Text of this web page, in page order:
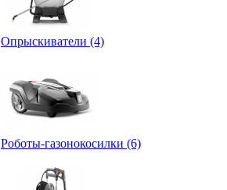
Опрыскиватели (4)
Роботы-газонокосилки (6)